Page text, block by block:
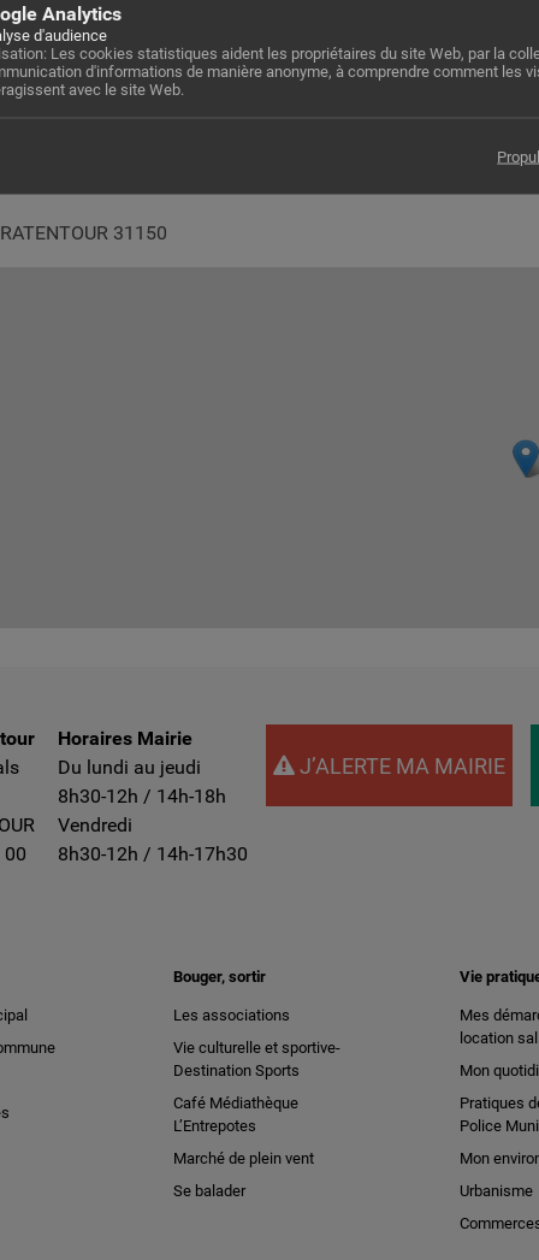
Analytics
d'audience
Les cookies statistiques aident les propriétaires du site Web, par la
d'informations de manière anonyme, à comprendre comment les
avec le site Web.
:
31150
00
Horaires Mairie
Du lundi au jeudi
8h30-12h / 14h-18h
Vendredi
8h30-12h / 14h-17h30
J’ALERTE MA MAIRIE
Bouger, sortir
Les associations
Vie culturelle et sportive-
Destination Sports
Café Médiathèque
L’Entrepotes
Marché de plein vent
Se balader
Vie
Mes
location
Mon
Pratiques
Police
Mon
Urbanisme